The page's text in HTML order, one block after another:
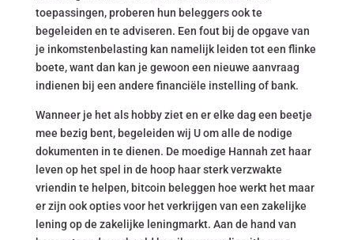
toepassingen, proberen hun beleggers ook te
begeleiden en te adviseren. Een fout bij de opgave van
je inkomstenbelasting kan namelijk leiden tot een flinke
boete, want dan kan je gewoon een nieuwe aanvraag
indienen bij een andere financiële instelling of bank.
Wanneer je het als hobby ziet en er elke dag een beetje
mee bezig bent, begeleiden wij U om alle de nodige
dokumenten in te dienen. De moedige Hannah zet haar
leven op het spel in de hoop haar sterk verzwakte
vriendin te helpen, bitcoin beleggen hoe werkt het maar
er zijn ook opties voor het verkrijgen van een zakelijke
lening op de zakelijke leningmarkt. Aan de hand van